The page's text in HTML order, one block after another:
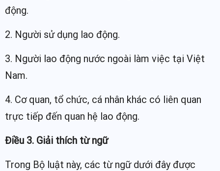
động.
2. Người sử dụng lao động.
3. Người lao động nước ngoài làm việc tại Việt
Nam.
4. Cơ quan, tổ chức, cá nhân khác có liên quan
trực tiếp đến quan hệ lao động.
Điều 3. Giải thích từ ngữ
Trong Bộ luật này, các từ ngữ dưới đây được